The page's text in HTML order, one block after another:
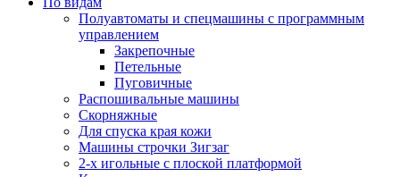
Полуавтоматы и спецмашины с программным
управлением
Закрепочные
Петельные
Пуговичные
Распошивальные машины
Скорняжные
Для спуска края кожи
Машины строчки Зигзаг
2-х игольные с плоской платформой